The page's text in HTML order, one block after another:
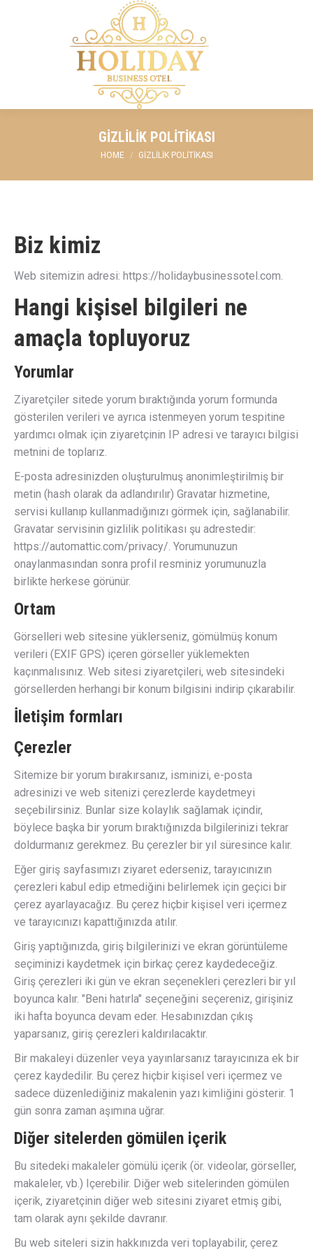
GIZLILIK POLITIKASI
You are here:
HOME GIZLILIK POLITIKASI
Biz kimiz
Web sitemizin adresi: https://holidaybusinessotel.com.
Hangi kişisel bilgileri ne
amaçla topluyoruz
Yorumlar
Ziyaretçiler sitede yorum bıraktığında yorum formunda
gösterilen verileri ve ayrıca istenmeyen yorum tespitine
yardımcı olmak için ziyaretçinin IP adresi ve tarayıcı bilgisi
metnini de toplarız.
E-posta adresinizden oluşturulmuş anonimleştirilmiş bir
metin (hash olarak da adlandırılır) Gravatar hizmetine,
servisi kullanıp kullanmadığınızı görmek için, sağlanabilir.
Gravatar servisinin gizlilik politikası şu adrestedir:
https://automattic.com/privacy/. Yorumunuzun
onaylanmasından sonra profil resminiz yorumunuzla
birlikte herkese görünür.
Ortam
Görselleri web sitesine yüklerseniz, gömülmüş konum
verileri (EXIF GPS) içeren görseller yüklemekten
kaçınmalısınız. Web sitesi ziyaretçileri, web sitesindeki
görsellerden herhangi bir konum bilgisini indirip çıkarabilir.
İletişim formları
Çerezler
Sitemize bir yorum bırakırsanız, isminizi, e-posta
adresinizi ve web sitenizi çerezlerde kaydetmeyi
seçebilirsiniz. Bunlar size kolaylık sağlamak içindir,
böylece başka bir yorum bıraktığınızda bilgilerinizi tekrar
doldurmanız gerekmez. Bu çerezler bir yıl süresince kalır.
Eğer giriş sayfasımızı ziyaret ederseniz, tarayıcınızın
çerezleri kabul edip etmediğini belirlemek için geçici bir
çerez ayarlayacağız. Bu çerez hiçbir kişisel veri içermez
ve tarayıcınızı kapattığınızda atılır.
Giriş yaptığınızda, giriş bilgilerinizi ve ekran görüntüleme
seçiminizi kaydetmek için birkaç çerez kaydedeceğiz.
Giriş çerezleri iki gün ve ekran seçenekleri çerezleri bir yıl
boyunca kalır. "Beni hatırla" seçeneğini seçereniz, girişiniz
iki hafta boyunca devam eder. Hesabınızdan çıkış
yaparsanız, giriş çerezleri kaldırılacaktır.
Bir makaleyi düzenler veya yayınlarsanız tarayıcınıza ek bir
çerez kaydedilir. Bu çerez hiçbir kişisel veri içermez ve
sadece düzenlediğiniz makalenin yazı kimliğini gösterir. 1
gün sonra zaman aşımına uğrar.
Diğer sitelerden gömülen içerik
Bu sitedeki makaleler gömülü içerik (ör. videolar, görseller,
makaleler, vb.) Içerebilir. Diğer web sitelerinden gömülen
içerik, ziyaretçinin diğer web sitesini ziyaret etmiş gibi,
tam olarak aynı şekilde davranır.
Bu web siteleri sizin hakkınızda veri toplayabilir, çerez